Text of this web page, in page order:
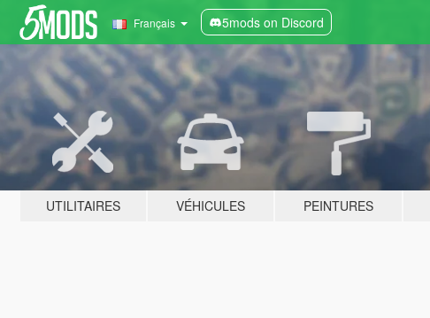
Français 5mods on Discord
UTILITAIRES VÉHICULES PEINTURES